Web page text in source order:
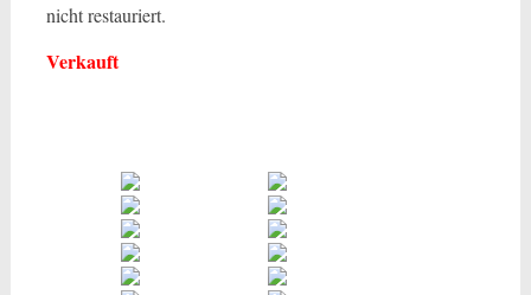
nicht restauriert.
Verkauft